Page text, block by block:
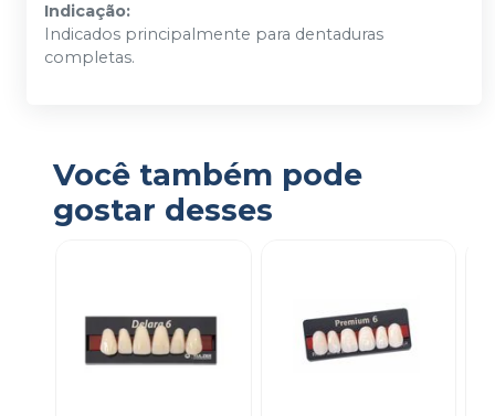
Indicação:
Indicados principalmente para dentaduras
completas.
Você também pode
gostar desses